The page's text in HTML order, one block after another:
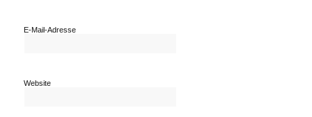
E-Mail-Adresse
Website